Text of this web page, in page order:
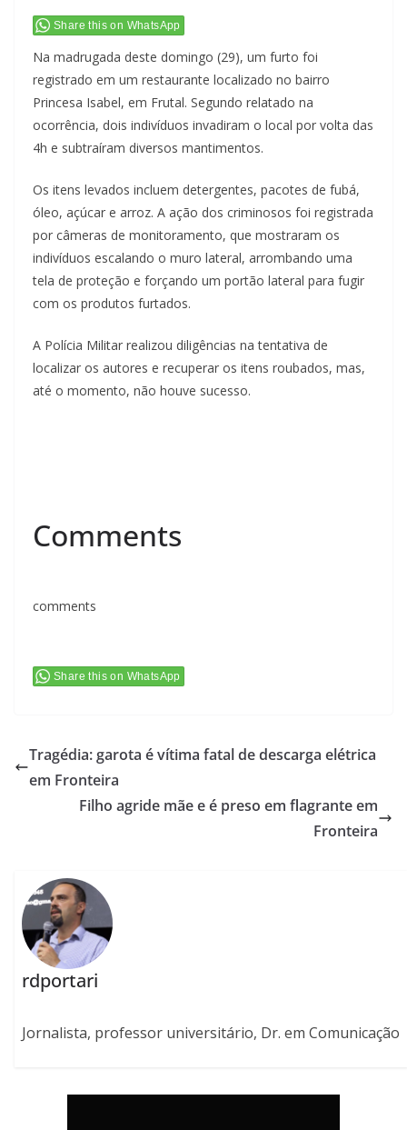
Share this on WhatsApp
Na madrugada deste domingo (29), um furto foi
registrado em um restaurante localizado no bairro
Princesa Isabel, em Frutal. Segundo relatado na
ocorrência, dois indivíduos invadiram o local por volta das
4h e subtraíram diversos mantimentos.
Os itens levados incluem detergentes, pacotes de fubá,
óleo, açúcar e arroz. A ação dos criminosos foi registrada
por câmeras de monitoramento, que mostraram os
indivíduos escalando o muro lateral, arrombando uma
tela de proteção e forçando um portão lateral para fugir
com os produtos furtados.
A Polícia Militar realizou diligências na tentativa de
localizar os autores e recuperar os itens roubados, mas,
até o momento, não houve sucesso.
Comments
comments
Share this on WhatsApp
Tragédia: garota é vítima fatal de descarga elétrica
em Fronteira
Filho agride mãe e é preso em flagrante em
Fronteira
rdportari
Jornalista, professor universitário, Dr. em Comunicação